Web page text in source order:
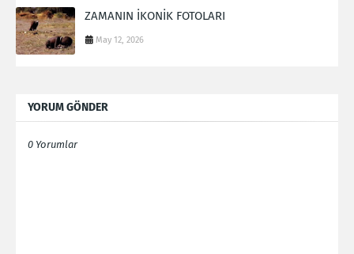
ZAMANIN İKONİK FOTOLARI
May 12, 2026
YORUM GÖNDER
0 Yorumlar